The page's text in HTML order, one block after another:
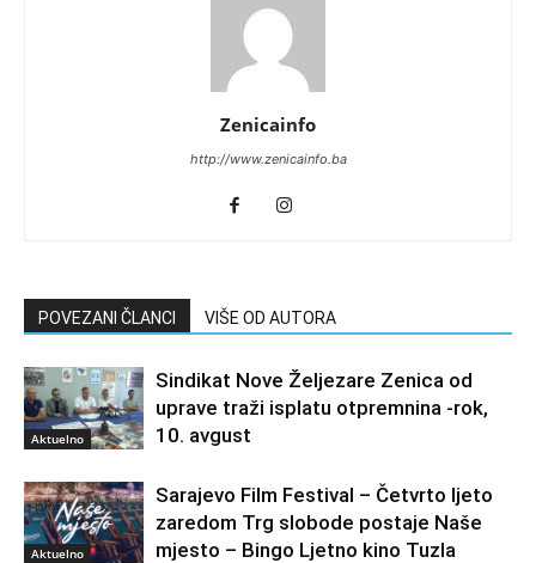
Zenicainfo
http://www.zenicainfo.ba
POVEZANI ČLANCI VIŠE OD AUTORA
Aktuelno
Sindikat Nove Željezare Zenica od
uprave traži isplatu otpremnina -rok,
10. avgust
Aktuelno
Sarajevo Film Festival – Četvrto ljeto
zaredom Trg slobode postaje Naše
mjesto – Bingo Ljetno kino Tuzla